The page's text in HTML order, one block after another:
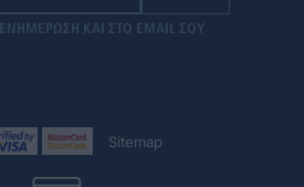
ΚΑΙ ΣΤΟ EMAIL ΣΟΥ
Sitemap